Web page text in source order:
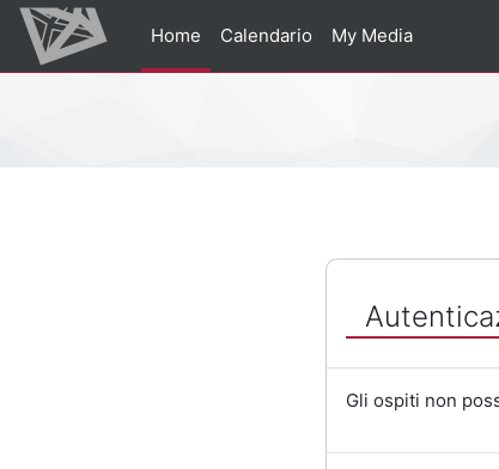
Vai al contenuto principale
Home
Calendario My Media
Gli ospiti non